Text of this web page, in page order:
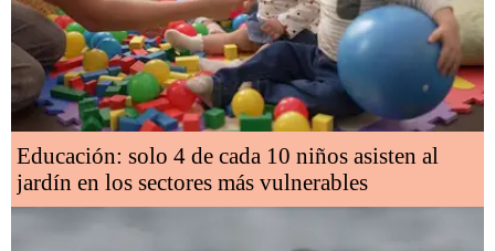
Educación: solo 4 de cada 10 niños asisten al
jardín en los sectores más vulnerables